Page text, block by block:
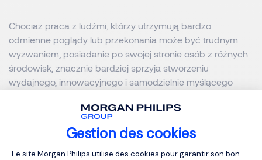
Gestion des cookies
Plateforme de Gestion du
Le site Morgan Philips utilise des cookies pour garantir son bon
Chociaż praca z ludźmi, którzy utrzymują bardzo
odmienne poglądy lub przekonania może być trudnym
wyzwaniem, posiadanie po swojej stronie osób z różnych
środowisk, znacznie bardziej sprzyja stworzeniu
wydajnego, innowacyjnego i samodzielnie myślącego
Dziękujemy za zapoznanie się z naszym artykułem. Te i
wiele innych aktualności z rynku pracy, wskazówek
dotyczących rekrutacji oraz zarządzania talentami